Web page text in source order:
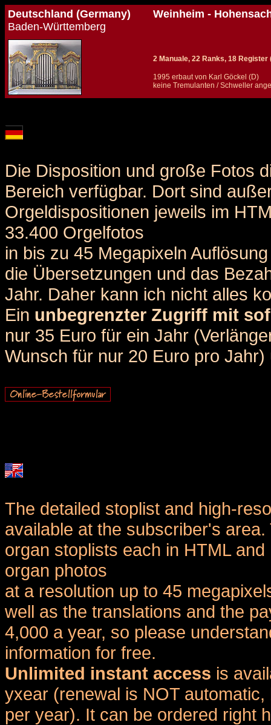
Deutschland (Germany)
Baden-Württemberg
Weinheim -
2 Manuale, 22 Ranks, 18 Register
1995 erbaut von Karl Göckel (D)
keine Tremulanten / Schweller
Die Disposition und große Fotos
Bereich verfügbar. Dort sind
Orgeldispositionen jeweils im
33.400 Orgelfotos
in bis zu 45 Megapixeln
die Übersetzungen und das
Jahr. Daher kann ich nicht alles
Ein unbegrenzter Zugriff mit
nur 35 Euro für ein Jahr
Wunsch für nur 20 Euro pro
The detailed stoplist and high-
available at the subscriber's
organ stoplists each in HTML
organ photos
at a resolution up to 45
well as the translations and the
4,000 a year, so please
information for free.
Unlimited instant access is
yxear (renewal is NOT
per year). It can be ordered right